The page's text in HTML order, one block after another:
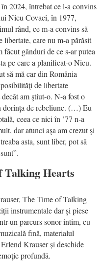
2024, întrebat ce l-a convins
Nicu Covaci, în 1977,
rând, ce m-a convins să
libertate, care nu m-a părăsit
făcut gânduri de ce s-ar putea
pe care a planificat-o Nicu.
să mă car din România
de libertate
am ştiut-o. N-a fost o
dorinţa de rebeliune. (…) Eu
ceea ce nici în ’77 n-a
dar atunci aşa am crezut şi
asta, sunt liber, pot să
Talking Hearts
The Time of Talking
instrumentale dar şi piese
un parcurs sonor intim, cu
fină, materialul
Krauser și deschide
profundă.